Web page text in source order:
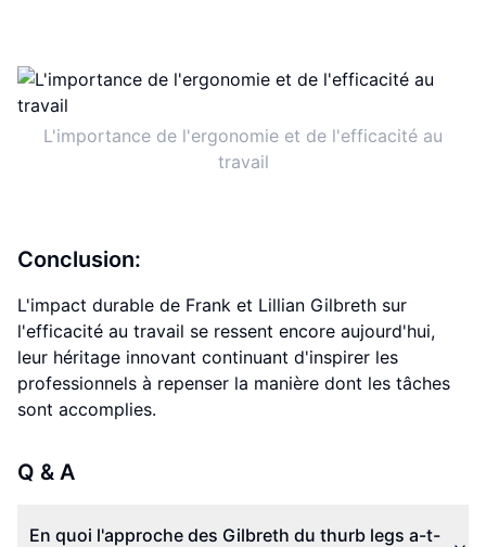
L'importance de l'ergonomie et de l'efficacité au
travail
Conclusion:
L'impact durable de Frank et Lillian Gilbreth sur
l'efficacité au travail se ressent encore aujourd'hui,
leur héritage innovant continuant d'inspirer les
professionnels à repenser la manière dont les tâches
sont accomplies.
Q & A
En quoi l'approche des Gilbreth du thurb legs a-t-